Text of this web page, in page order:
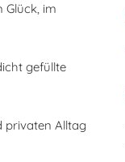
Glück, im
gefüllte
privaten Alltag